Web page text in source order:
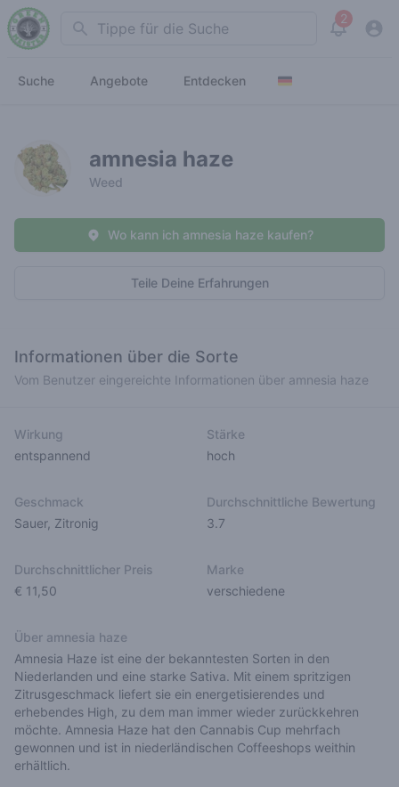
Search 2
View
Suche Angebote Entdecken
amnesia haze
Weed
Teile Deine Erfahrungen
Wo kann ich amnesia haze kaufen?
Informationen über die Sorte
Vom Benutzer eingereichte Informationen über amnesia haze
Wirkung
entspannend
Stärke
hoch
Geschmack
Sauer, Zitronig
Durchschnittliche Bewertung
3.7
Durchschnittlicher Preis
€ 11,50
Marke
verschiedene
Über amnesia haze
Amnesia Haze ist eine der bekanntesten Sorten in den
Niederlanden und eine starke Sativa. Mit einem spritzigen
Zitrusgeschmack liefert sie ein energetisierendes und
erhebendes High, zu dem man immer wieder zurückkehren
möchte. Amnesia Haze hat den Cannabis Cup mehrfach
gewonnen und ist in niederländischen Coffeeshops weithin
erhältlich.